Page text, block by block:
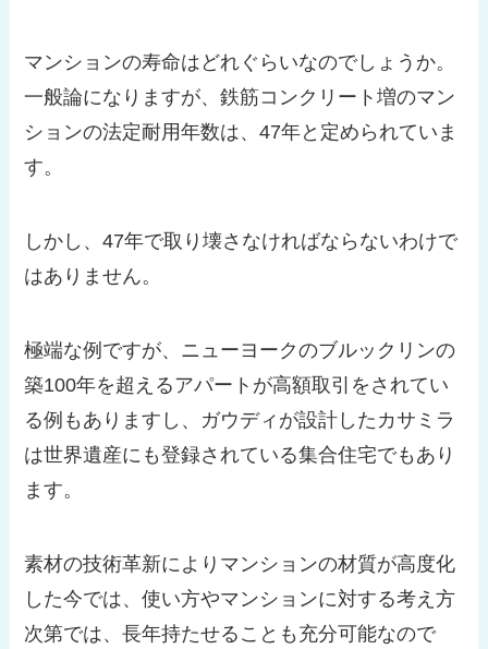
マンションの寿命はどれぐらいなのでしょうか。
一般論になりますが、鉄筋コンクリート増のマン
ションの法定耐用年数は、47年と定められていま
す。
しかし、47年で取り壊さなければならないわけで
はありません。
極端な例ですが、ニューヨークのブルックリンの
築100年を超えるアパートが高額取引をされてい
る例もありますし、ガウディが設計したカサミラ
は世界遺産にも登録されている集合住宅でもあり
ます。
素材の技術革新によりマンションの材質が高度化
した今では、使い方やマンションに対する考え方
次第では、長年持たせることも充分可能なので